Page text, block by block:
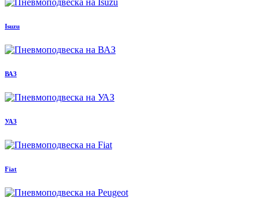
Isuzu
ВАЗ
УАЗ
Fiat